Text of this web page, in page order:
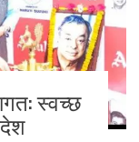
स्वच्छ